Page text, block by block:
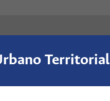
Territorial